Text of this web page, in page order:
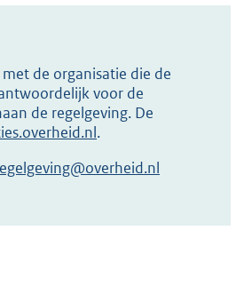
de organisatie die de
voor de
de regelgeving. De
.